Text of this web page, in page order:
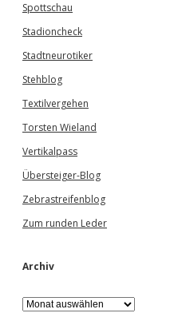
Spottschau
Stadioncheck
Stadtneurotiker
Stehblog
Textilvergehen
Torsten Wieland
Vertikalpass
Übersteiger-Blog
Zebrastreifenblog
Zum runden Leder
Archiv
A
r